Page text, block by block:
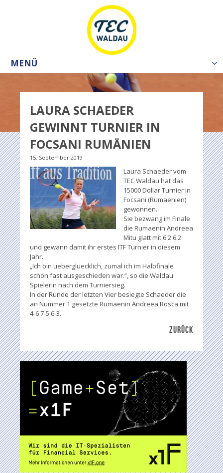
MENÜ
LAURA SCHAEDER
GEWINNT TURNIER IN
FOCSANI RUMÄNIEN
15. September 2019
Laura Schaeder vom
TEC Waldau hat das
15000 Dollar Turnier in
Focsani (Rumaenien)
gewonnen.
Sie bezwang im Finale
die Rumaenin Andreea
Mitu glatt mit 6:2 6:2
und gewann damit ihr erstes ITF Turnier in diesem
Jahr.
„Ich bin uebergluecklich, zumal ich im Halbfinale
schon fast ausgeschieden war.“, so die Waldau
Spielerin nach dem Turniersieg.
In der Runde der letzten Vier besiegte Schaeder die
an Nummer 1 gesetzte Rumaenin Andreea Rosca mit
4-6 7-5 6-3.
ZURÜCK